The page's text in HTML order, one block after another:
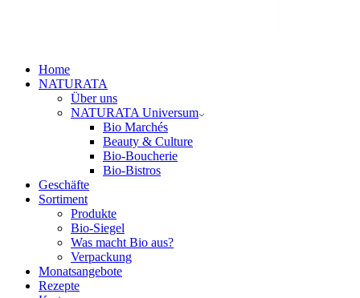
Home
NATURATA
Über uns
NATURATA Universum
Bio Marchés
Beauty & Culture
Bio-Boucherie
Bio-Bistros
Geschäfte
Sortiment
Produkte
Bio-Siegel
Was macht Bio aus?
Verpackung
Monatsangebote
Rezepte